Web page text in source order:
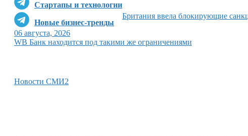
Стартапы и технологии
Новые бизнес-тренды
Британия ввела блокирующие
06 августа, 2026
WB Банк находится под такими же ограничениями
Новости СМИ2